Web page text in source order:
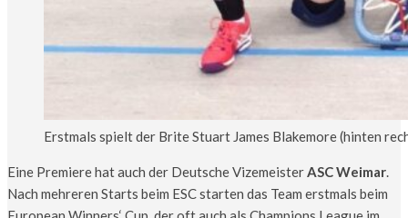
Erstmals spielt der Brite Stuart James Blakemore (hinten
Eine Premiere hat auch der Deutsche VizemeisterASC Weimar.
Nach mehreren Starts beim ESC starten das Team erstmals beim